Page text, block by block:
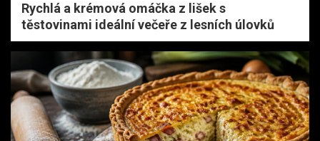
Rychlá a krémová omáčka z lišek s
těstovinami ideální večeře z lesních úlovků